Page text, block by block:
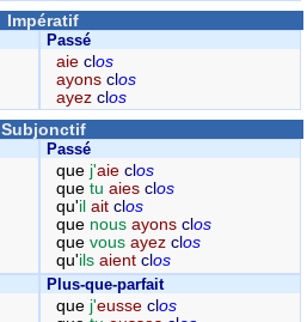
Impératif
Passé
aie clos
ayons clos
ayez clos
Subjonctif
Passé
que j'aie clos
quetuaies clos
qu'ilait clos
que nousayons clos
quevousayez clos
qu'ilsaient clos
Plus-que-parfait
que j'eusse clos